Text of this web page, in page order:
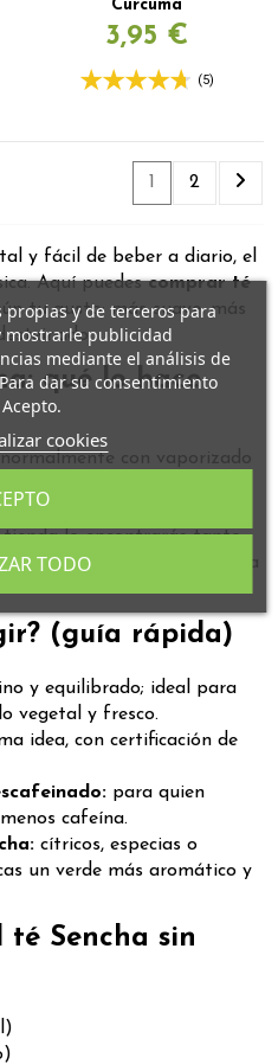
Cúrcuma
3,95 €
(5)
1 2
y fácil de beber a diario, el
Aquí puedescomprar té
tu gusto: más suave, más
qué lo hace
con vaporizado
un perfil muy limpio:
y un toque marino/umami
tienda lo encontrarás tanto
donde el sencha es la
(guía rápida)
y equilibrado; ideal para
vegetal y fresco.
idea, con certificación de
para quien
cafeína.
cítricos, especias o
un verde más aromático y
té Sencha sin
y de terceros para
mostrarle publicidad
mediante el análisis de
dar su consentimiento
cookies
TODO